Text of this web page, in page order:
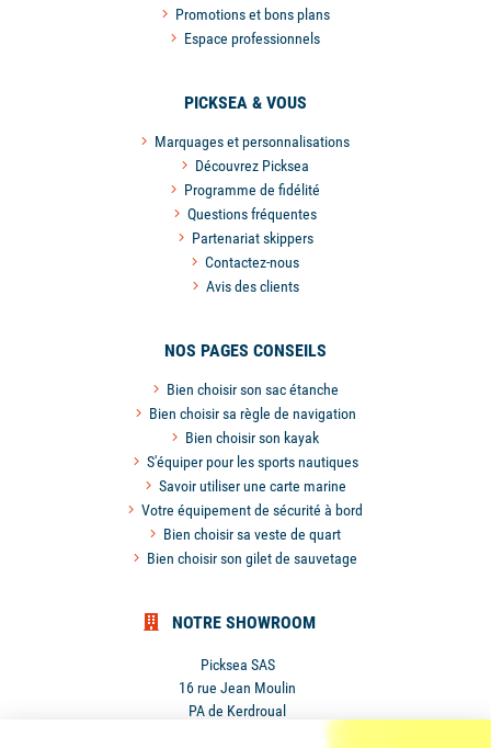
Promotions et bons plans
Espace professionnels
PICKSEA & VOUS
Marquages et personnalisations
Découvrez Picksea
Programme de fidélité
Questions fréquentes
Partenariat skippers
Contactez-nous
Avis des clients
NOS PAGES CONSEILS
Bien choisir son sac étanche
Bien choisir sa règle de navigation
Bien choisir son kayak
S'équiper pour les sports nautiques
Savoir utiliser une carte marine
Votre équipement de sécurité à bord
Bien choisir sa veste de quart
Bien choisir son gilet de sauvetage
NOTRE SHOWROOM
Picksea SAS
16 rue Jean Moulin
PA de Kerdroual